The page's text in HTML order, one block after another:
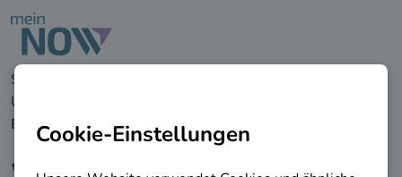
zu den Hauptinhalten springen
Startseite
Unternehmen
Baden-Württemberg